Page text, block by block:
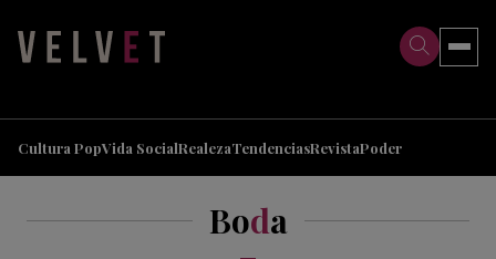
Cultura PopVida SocialRealezaTendenciasRevistaPoder
Boda